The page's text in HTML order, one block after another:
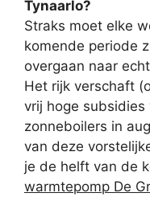
Tynaarlo?
Straks moet elke
komende periode
overgaan naar
Het rijk verschaft
vrij hoge
zonneboilers in
van deze
je de helft van de
warmtepomp De